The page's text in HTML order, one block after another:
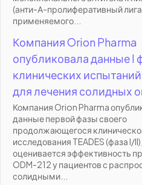
(анти-А-пролиферативный
применяемого...
Компания Orion Pharma
опубликовала данные I
клинических испытаний
для лечения солидных
Компания Orion Pharma
данные первой фазы своего
продолжающегося
исследования TEADES (фаза I/
оценивается эффективность
ODM-212 у пациентов с
солидными...